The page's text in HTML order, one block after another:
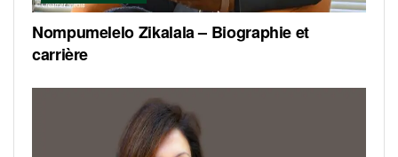
Nompumelelo Zikalala – Biographie et
carrière